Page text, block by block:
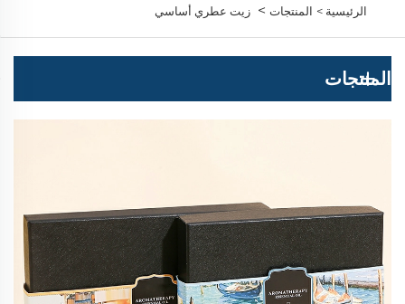
الرئيسية > المنتجات> زيت عطري أساسي
المنتجات